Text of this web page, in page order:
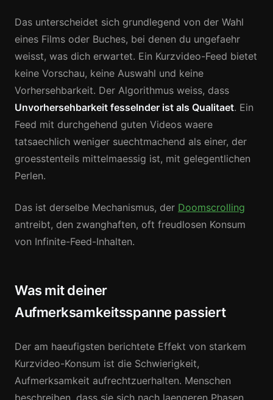
Das unterscheidet sich grundlegend von der Wahl
eines Films oder Buches, bei denen du ungefaehr
weisst, was dich erwartet. Ein Kurzvideo-Feed bietet
keine Vorschau, keine Auswahl und keine
Vorhersehbarkeit. Der Algorithmus weiss, dass
Unvorhersehbarkeit fesselnder ist als Qualitaet. Ein
Feed mit durchgehend guten Videos waere
tatsaechlich weniger suechtmachend als einer, der
groesstenteils mittelmaessig ist, mit gelegentlichen
Perlen.
Das ist derselbe Mechanismus, der Doomscrolling
antreibt, den zwanghaften, oft freudlosen Konsum
von Infinite-Feed-Inhalten.
Was mit deiner
Aufmerksamkeitsspanne passiert
Der am haeufigsten berichtete Effekt von starkem
Kurzvideo-Konsum ist die Schwierigkeit,
Aufmerksamkeit aufrechtzuerhalten. Menschen
beschreiben, dass sie sich nach laengeren Phasen